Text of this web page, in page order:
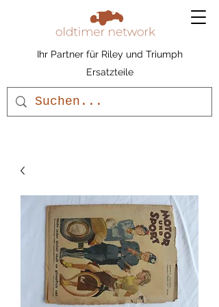
Ihr Partner für Riley und Triumph
Ersatzteile